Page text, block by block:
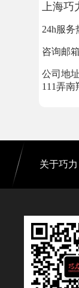
上海巧
24h服务
咨询邮
公司地
111弄南
关于巧力